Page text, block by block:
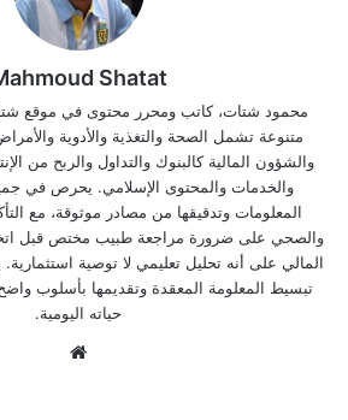
Shatat
محمود شتات، كاتب ومحرر محتوى في موقع
متنوعة تشمل الصحة والتغذية والأدوية
والشؤون المالية كالبنوك والتداول والربح من
والخدمات والمحتوى الإسلامي. يحرص في
المعلومات وتدقيقها من مصادر موثوقة، مع
والصحي على ضرورة مراجعة طبيب مختص قبل
المالي على أنه تحليل تعليمي لا توصية
تبسيط المعلومة المعقدة وتقديمها بأسلوب
حياته اليومية.